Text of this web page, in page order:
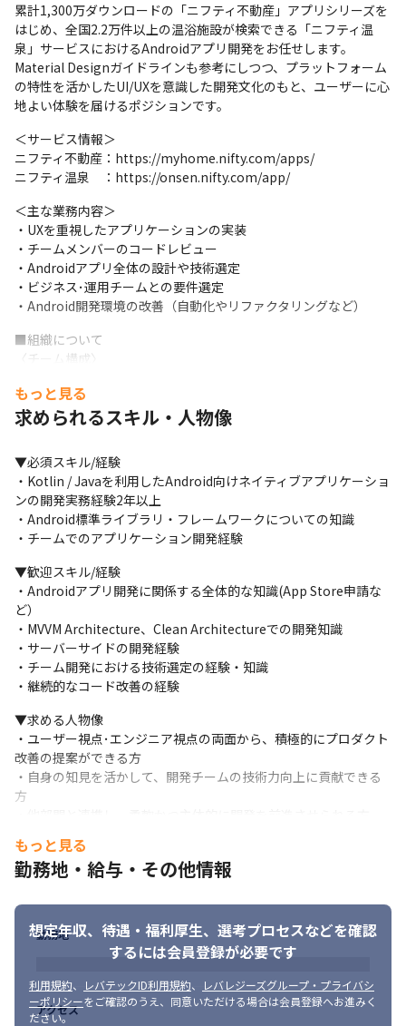
累計1,300万ダウンロードの「ニフティ不動産」アプリシリーズを
はじめ、全国2.2万件以上の温浴施設が検索できる「ニフティ温
泉」サービスにおけるAndroidアプリ開発をお任せします。
Material Designガイドラインも参考にしつつ、プラットフォーム
の特性を活かしたUI/UXを意識した開発文化のもと、ユーザーに心
地よい体験を届けるポジションです。
＜サービス情報＞
ニフティ不動産：https://myhome.nifty.com/apps/
ニフティ温泉　：https://onsen.nifty.com/app/
＜主な業務内容＞
・UXを重視したアプリケーションの実装
・チームメンバーのコードレビュー
・Androidアプリ全体の設計や技術選定
・ビジネス･運用チームとの要件選定
・Android開発環境の改善（自動化やリファクタリングなど）
■組織について
〈チーム構成〉
横断）
・チーム人数：3〜5名程度（業務委託含む）
ョン）
〈開発スタイル・カルチャー〉
・UX重視：UI/UXを意識し、ユーザー体験を大切にした開発を行
う文化
・プロダクトファースト：ユーザー価値を最優先に、Bizサイドと
対等にディスカッション
・自律と裁量：要件定義からエンジニアが参画。設計・実装はチ
ームに委ねられる
・AI活用推進：GitHub Copilot等の有料プランを会社負担で導入
もっと見る
求められるスキル・人物像
▼必須スキル/経験
・Kotlin / Javaを利用したAndroid向けネイティブアプリケーショ
ンの開発実務経験2年以上
・Android標準ライブラリ・フレームワークについての知識
・チームでのアプリケーション開発経験
▼歓迎スキル/経験
・Androidアプリ開発に関係する全体的な知識(App Store申請な
ど）
・MVVM Architecture、Clean Architectureでの開発知識
・サーバーサイドの開発経験
・チーム開発における技術選定の経験・知識
・継続的なコード改善の経験
▼求める人物像
・ユーザー視点･エンジニア視点の両面から、積極的にプロダクト
改善の提案ができる方
・自身の知見を活かして、開発チームの技術力向上に貢献できる
方
もっと見る
勤務地・給与・その他情報
想定年収、待遇・福利厚生、 選考プロセスなどを確認
するには会員登録が必要です
利用規約、 レバテックID利用規約、
レバレジーズグループ・プライバシ
ーポリシーをご確認のうえ、同意いただける場合は会員登録へお進みく
ださい。
勤務地
アクセス